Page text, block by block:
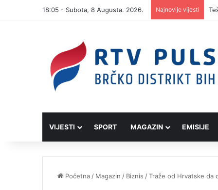
18:05 - Subota, 8 Augusta. 2026. Najnovije vijesti
VIJESTI SPORT MAGAZIN EMISIJE
Početna / Magazin / Biznis /Traže od Hrvatske da